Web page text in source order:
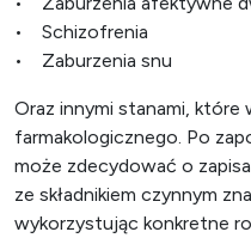
• Schizofrenia
• Zaburzenia snu
Oraz innymi stanami, które
farmakologicznego. Po
może zdecydować o
ze składnikiem czynnym
wykorzystując konkretne